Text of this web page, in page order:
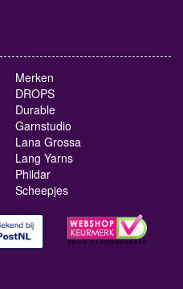
Merken
DROPS
Durable
Garnstudio
Lana Grossa
Lang Yarns
Phildar
Scheepjes